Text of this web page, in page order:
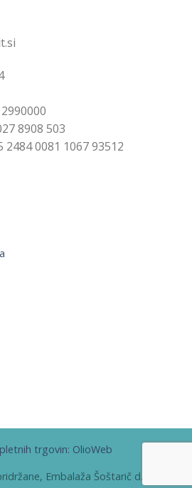
8908 503
2484 0081 1067 93512
trgovin: OlioWeb
Embalaža Šoštarič d.o.o.